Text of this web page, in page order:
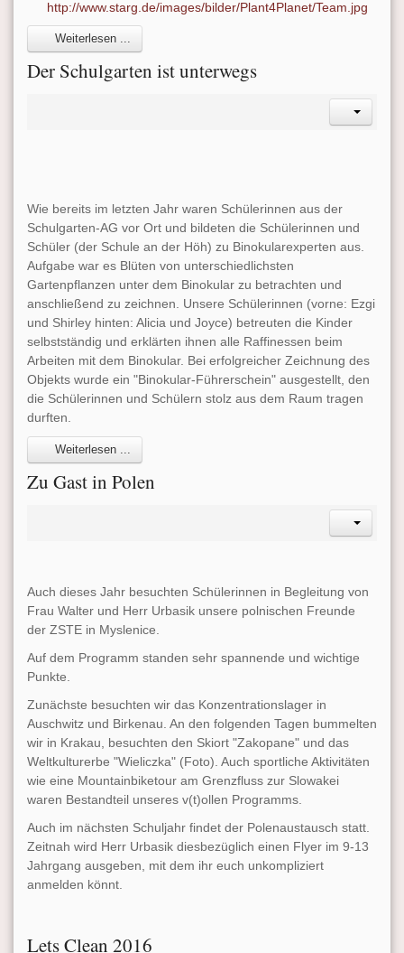
http://www.starg.de/images/bilder/Plant4Planet/Team.jpg
Weiterlesen ...
Der Schulgarten ist unterwegs
Wie bereits im letzten Jahr waren Schülerinnen aus der
Schulgarten-AG vor Ort und bildeten die Schülerinnen und
Schüler (der Schule an der Höh) zu Binokularexperten aus.
Aufgabe war es Blüten von unterschiedlichsten
Gartenpflanzen unter dem Binokular zu betrachten und
anschließend zu zeichnen. Unsere Schülerinnen (vorne: Ezgi
und Shirley hinten: Alicia und Joyce) betreuten die Kinder
selbstständig und erklärten ihnen alle Raffinessen beim
Arbeiten mit dem Binokular. Bei erfolgreicher Zeichnung des
Objekts wurde ein "Binokular-Führerschein" ausgestellt, den
die Schülerinnen und Schülern stolz aus dem Raum tragen
durften.
Weiterlesen ...
Zu Gast in Polen
Auch dieses Jahr besuchten Schülerinnen in Begleitung von
Frau Walter und Herr Urbasik unsere polnischen Freunde
der ZSTE in Myslenice.
Auf dem Programm standen sehr spannende und wichtige
Punkte.
Zunächste besuchten wir das Konzentrationslager in
Auschwitz und Birkenau. An den folgenden Tagen bummelten
wir in Krakau, besuchten den Skiort "Zakopane" und das
Weltkulturerbe "Wieliczka" (Foto). Auch sportliche Aktivitäten
wie eine Mountainbiketour am Grenzfluss zur Slowakei
waren Bestandteil unseres v(t)ollen Programms.
Auch im nächsten Schuljahr findet der Polenaustausch statt.
Zeitnah wird Herr Urbasik diesbezüglich einen Flyer im 9-13
Jahrgang ausgeben, mit dem ihr euch unkompliziert
anmelden könnt.
Lets Clean 2016